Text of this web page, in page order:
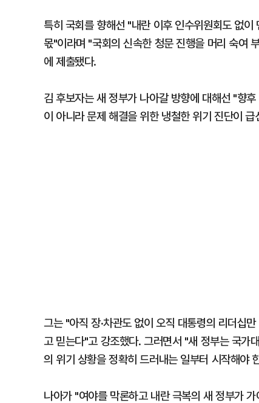
특히 국회를 향해선 "내란 이후 인수위원회도 없
몫"이라며 "국회의 신속한 청문 진행을 머리 숙여
에 제출됐다.
김 후보자는 새 정부가 나아갈 방향에 대해선 "향
이 아니라 문제 해결을 위한 냉철한 위기 진단이
그는 "아직 장·차관도 없이 오직 대통령의 리더십
고 믿는다"고 강조했다. 그러면서 "새 정부는 국가
의 위기 상황을 정확히 드러내는 일부터 시작해야
나아가 "여야를 막론하고 내란 극복의 새 정부가